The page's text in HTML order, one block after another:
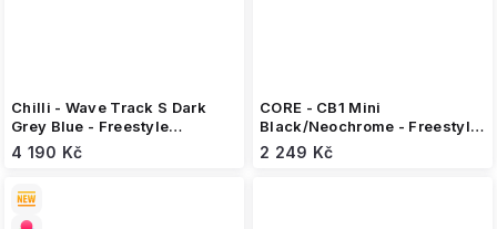
Chilli - Wave Track S Dark
Grey Blue - Freestyle
koloběžka na pumptrack
4 190 Kč
CORE - CB1 Mini
Black/Neochrome - Freestyle
koloběžka
2 249 Kč